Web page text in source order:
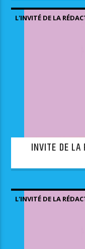
L'INVITÉ DE LA
INVITE DE LA
L'INVITÉ DE LA